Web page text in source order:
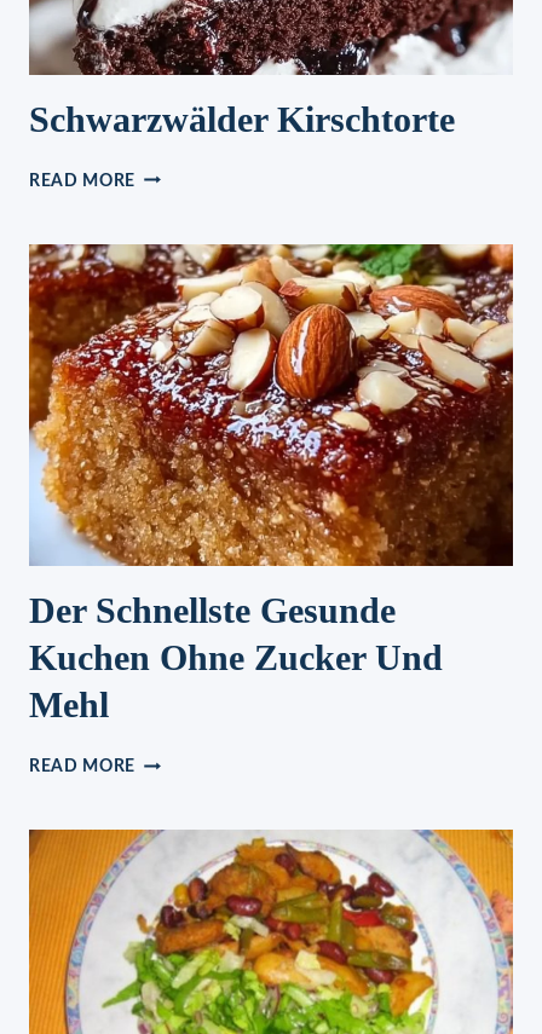
Schwarzwälder Kirschtorte
READ MORE SCHWARZWÄLDER
Der Schnellste Gesunde
Kuchen Ohne Zucker Und
Mehl
READ MORE DER
KUCHEN
OHNE
ZUCKER
UND
MEHL